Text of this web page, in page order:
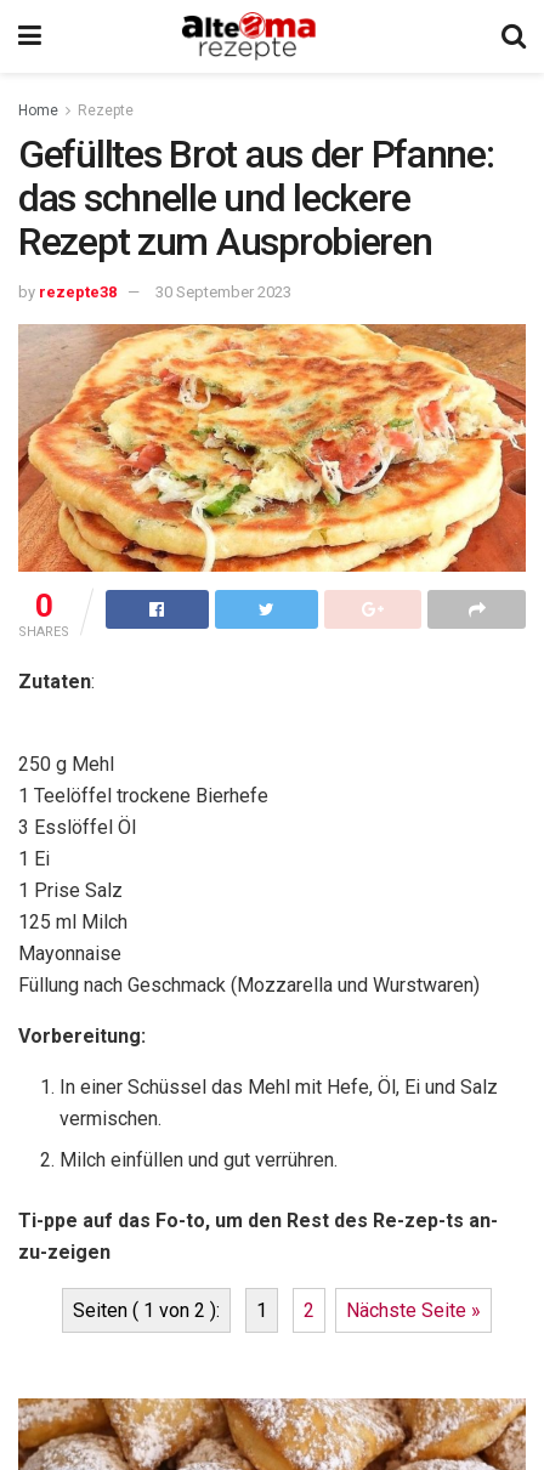
Home Rezepte
Gefülltes Brot aus der Pfanne:
das schnelle und leckere
Rezept zum Ausprobieren
by rezepte38 30 September 2023
0
SHARES
Zutaten:
250 g Mehl
1 Teelöffel trockene Bierhefe
3 Esslöffel Öl
1 Ei
1 Prise Salz
125 ml Milch
Mayonnaise
Füllung nach Geschmack (Mozzarella und Wurstwaren)
Vorbereitung:
In einer Schüssel das Mehl mit Hefe, Öl, Ei und Salz
vermischen.
Milch einfüllen und gut verrühren.
Ti-ppe auf das Fo-to, um den Rest des Re-zep-ts an-
zu-zeigen
Seiten ( 1 von 2 ): 1 2 Nächste Seite »